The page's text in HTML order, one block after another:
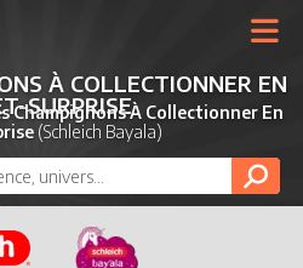
AJOUTS
À COLLECTIONNER EN
SURPRISE
Champignons À Collectionner En
(Schleich Bayala)